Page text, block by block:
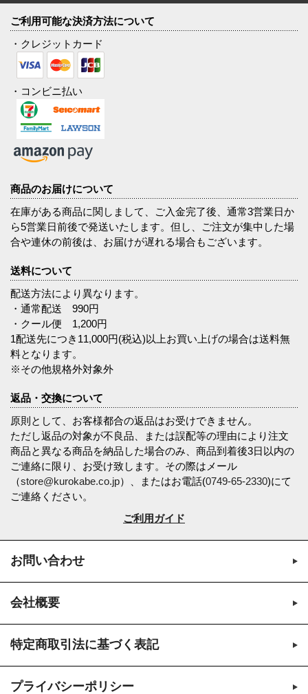
ご利用可能な決済方法について
・クレジットカード
・コンビニ払い
商品のお届けについて
在庫がある商品に関しまして、ご入金完了後、通常3営業日か
ら5営業日前後で発送いたします。但し、ご注文が集中した場
合や連休の前後は、お届けが遅れる場合もございます。
送料について
配送方法により異なります。
・通常配送 990円
・クール便 1,200円
1配送先につき11,000円(税込)以上お買い上げの場合は送料無
料となります。
※その他規格外対象外
返品・交換について
原則として、お客様都合の返品はお受けできません。
ただし返品の対象が不良品、または誤配等の理由により注文
商品と異なる商品を納品した場合のみ、商品到着後3日以内の
ご連絡に限り、お受け致します。その際はメール
（store@kurokabe.co.jp）、またはお電話(0749-65-2330)にて
ご連絡ください。
ご利用ガイド
お問い合わせ
会社概要
特定商取引法に基づく表記
プライバシーポリシー